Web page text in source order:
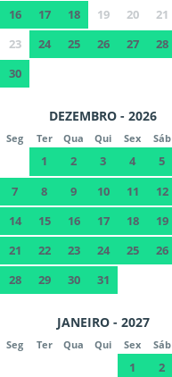
16
17 18 19 20 21
23
24 25 26 27 28
30
DEZEMBRO - 2026
Seg Ter Qua Qui Sex Sáb
1 2 3 4 5
7
8 9 10 11 12
14
15 16 17 18 19
21
22 23 24 25 26
28
29 30 31
JANEIRO - 2027
Seg Ter Qua Qui Sex Sáb
1 2